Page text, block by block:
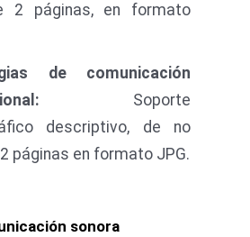
2 páginas, en formato
s de comunicación
Soporte
descriptivo, de no
páginas en formato JPG.
sonora